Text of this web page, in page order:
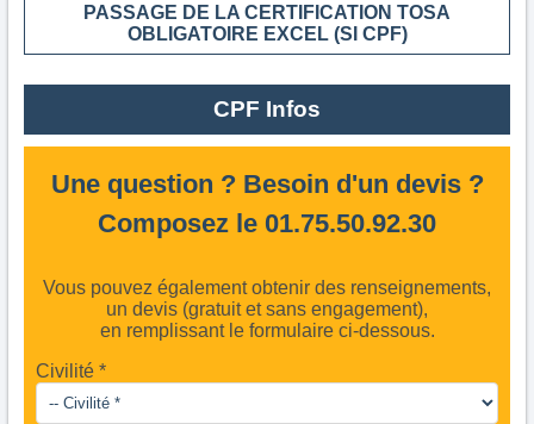
PASSAGE DE LA CERTIFICATION TOSA
OBLIGATOIRE EXCEL (SI CPF)
CPF Infos
Une question ? Besoin d'un devis ?
Composez le 01.75.50.92.30
Vous pouvez également obtenir des renseignements,
un devis (gratuit et sans engagement),
en remplissant le formulaire ci-dessous.
Civilité *